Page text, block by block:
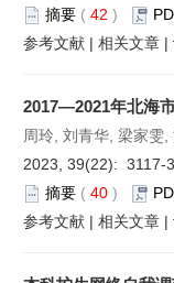
摘要 ( 42 )
参考文献 | 相关文章 |
2017—2021年北海
周玲, 刘青华, 梁家雯,
2023, 39(22): 3117-
摘要 ( 40 )
参考文献 | 相关文章 |